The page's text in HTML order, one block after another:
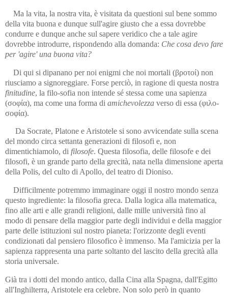
Ma la vita, la nostra vita, è visitata da questioni sul bene sommo
della vita buona e dunque sull'agire giusto che a essa dovrebbe
condurre e dunque anche sul sapere veridico che a tale agire
dovrebbe introdurre, rispondendo alla domanda: Che cosa devo fare
per 'agire' una buona vita?
Di qui si dipanano per noi enigmi che noi mortali (βροτοί) non
riusciamo a signoreggiare. Forse perciò, in ragione di questa nostra
finitudine, la filo‑sofia non intende sé stessa come una sapienza
(σοφία), ma come una forma di amichevolezza verso di essa (φιλο-
σοφία).
Da Socrate, Platone e Aristotele si sono avvicendate sulla scena
del mondo circa settanta generazioni di filosofi e, non
dimentichiamolo, di filosofe. Questa filosofia, delle filosofe e dei
filosofi, è un grande parto della grecità, nata nella dimensione aperta
della Polis, del culto di Apollo, del teatro di Dioniso.
Difficilmente potremmo immaginare oggi il nostro mondo senza
questo ingrediente: la filosofia greca. Dalla logica alla matematica,
fino alle arti e alle grandi religioni, dalle mille università fino al
modo di pensare della maggior parte degli individui e della maggior
parte delle istituzioni sul nostro pianeta: l'orizzonte degli eventi
condizionati dal pensiero filosofico è immenso. Ma l'amicizia per la
sapienza rappresenta una parte soltanto del lascito della grecità alla
storia universale.
Già tra i dotti del mondo antico, dalla Cina alla Spagna, dall'Egitto
all'Inghilterra, Aristotele era celebre. Non solo però in quanto